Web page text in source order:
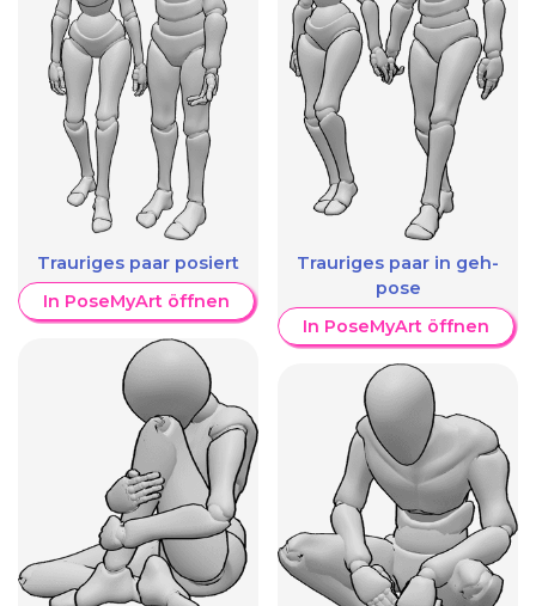
Trauriges paar posiert
In PoseMyArt öffnen
Trauriges paar in geh-
pose
In PoseMyArt öffnen